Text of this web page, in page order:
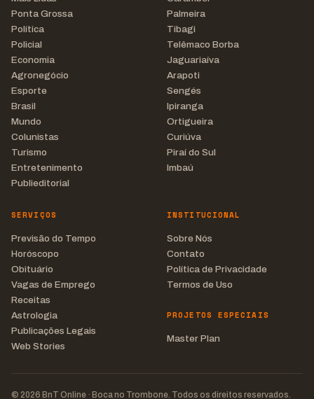
Ponta Grossa
Política
Policial
Economia
Agronegócio
Esporte
Brasil
Mundo
Colunistas
Turismo
Entretenimento
Publieditorial
Palmeira
Tibagi
Telêmaco Borba
Jaguariaíva
Arapoti
Sengés
Ipiranga
Ortigueira
Curiúva
Piraí do Sul
Imbaú
SERVIÇOS
Previsão do Tempo
Horóscopo
Obituário
Vagas de Emprego
Receitas
Astrologia
Publicações Legais
Web Stories
INSTITUCIONAL
Sobre Nós
Contato
Política de Privacidade
Termos de Uso
PROJETOS ESPECIAIS
Master Plan
© 2026 BnT Online · Boca no Trombone. Todos os direitos reservados.